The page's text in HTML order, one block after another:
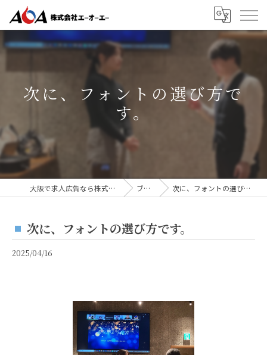
次に、フォントの選び方で
す。
大阪で求人広告なら株式会社AOA ブログ 次に、フォントの選び方です。
次に、フォントの選び方です。
2025/04/16